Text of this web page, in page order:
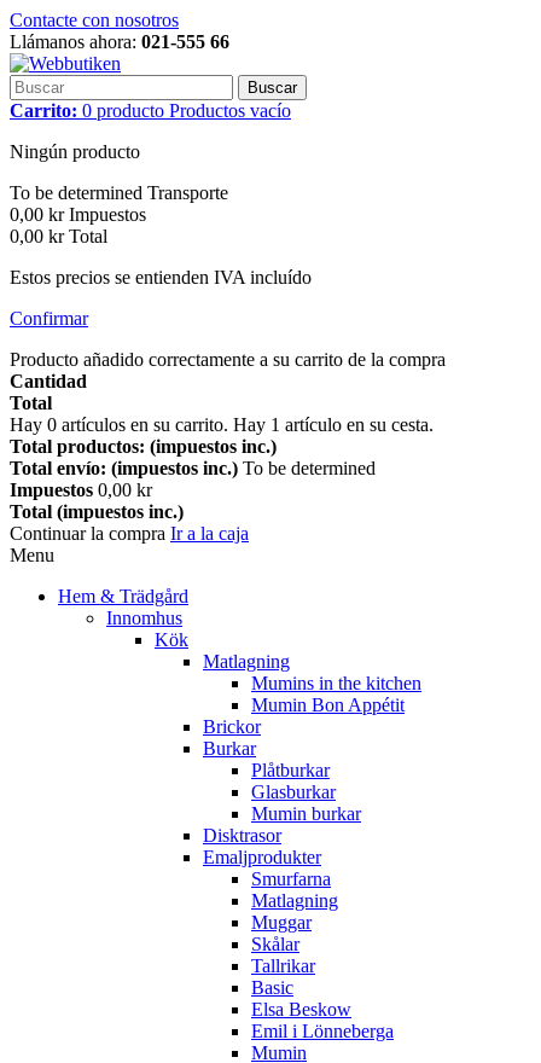
Contacte con nosotros
Llámanos ahora: 021-555 66
Buscar
Carrito: 0 producto Productos vacío
Ningún producto
To be determined Transporte
0,00 kr Impuestos
0,00 kr Total
Estos precios se entienden IVA incluído
Confirmar
Producto añadido correctamente a su carrito de la compra
Cantidad
Total
Hay 0 artículos en su carrito. Hay 1 artículo en su cesta.
Total productos: (impuestos inc.)
Total envío: (impuestos inc.) To be determined
Impuestos 0,00 kr
Total (impuestos inc.)
Continuar la compra Ir a la caja
Menu
Hem & Trädgård
Innomhus
Kök
Matlagning
Mumins in the kitchen
Mumin Bon Appétit
Brickor
Burkar
Plåtburkar
Glasburkar
Mumin burkar
Disktrasor
Emaljprodukter
Smurfarna
Matlagning
Muggar
Skålar
Tallrikar
Basic
Elsa Beskow
Emil i Lönneberga
Mumin